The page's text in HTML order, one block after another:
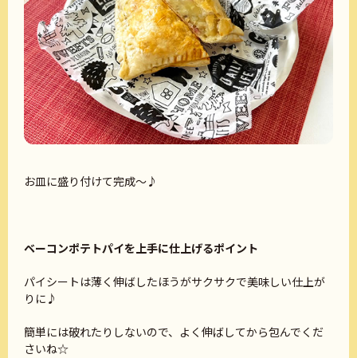
お皿に盛り付けて完成～♪
ベーコンポテトパイを上手に仕上げるポイント
パイシートは薄く伸ばしたほうがサクサクで美味しい仕上が
りに♪
簡単には破れたりしないので、よく伸ばしてから包んでくだ
さいね☆